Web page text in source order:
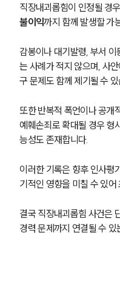
고
형사
사례
형
직장내괴롭힘이 인정될 경
불이익까지 함께 발생할 가
감봉이나 대기발령, 부서
는 사례가 적지 않으며, 사
구 문제도 함께 제기될 수 있
또한 반복적 폭언이나 공개
예훼손죄로 확대될 경우 형
능성도 존재합니다.
이러한 기록은 향후 인사평
기적인 영향을 미칠 수 있
결국 직장내괴롭힘 사건은
경력 문제까지 연결될 수